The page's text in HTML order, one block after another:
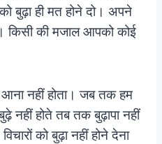
बुढ़ा ही मत होने दो। अपने
किसी की मजाल आपको कोई
आना नहीं होता। जब तक हम
नहीं होते तब तक बुढ़ापा नहीं
को बुढ़ा नहीं होने देना